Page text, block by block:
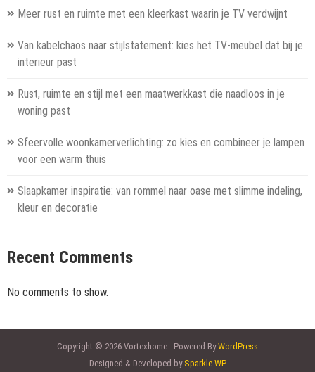
Meer rust en ruimte met een kleerkast waarin je TV verdwijnt
Van kabelchaos naar stijlstatement: kies het TV-meubel dat bij je
interieur past
Rust, ruimte en stijl met een maatwerkkast die naadloos in je
woning past
Sfeervolle woonkamerverlichting: zo kies en combineer je lampen
voor een warm thuis
Slaapkamer inspiratie: van rommel naar oase met slimme indeling,
kleur en decoratie
Recent Comments
No comments to show.
Copyright © 2026 Vortexhome - Powered ByWordPress
Designed & Developed by Sparkle WP